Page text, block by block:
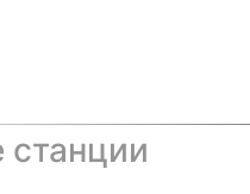
станции